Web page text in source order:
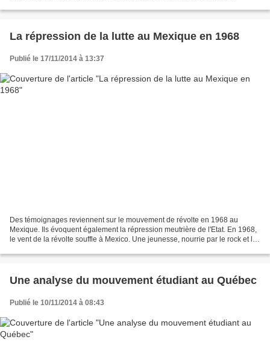
La répression de la lutte au Mexique en 1968
Publié le 17/11/2014 à 13:37
Des témoignages reviennent sur le mouvement de révolte en 1968 au
Mexique. Ils évoquent également la répression meutrière de l'Etat. En 1968,
le vent de la révolte souffle à Mexico. Une jeunesse, nourrie par le rock et les
Une analyse du mouvement étudiant au Québec
Publié le 10/11/2014 à 08:43